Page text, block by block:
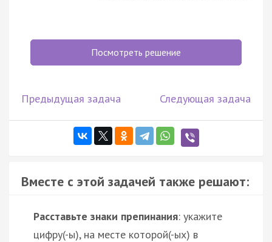
Посмотреть решение
Предыдущая задача Следующая задача
Вместе с этой задачей также решают:
Расставьте знаки препинания: укажите
цифру(-ы), на месте которой(-ых) в